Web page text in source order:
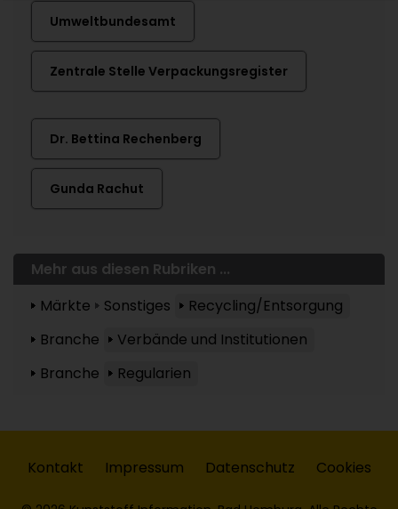
Umweltbundesamt
Zentrale Stelle Verpackungsregister
Dr. Bettina Rechenberg
Gunda Rachut
Mehr aus diesen Rubriken ...
Märkte
Sonstiges
Recycling/Entsorgung
Branche
Verbände und Institutionen
Branche
Regularien
Kontakt Impressum Datenschutz Cookies